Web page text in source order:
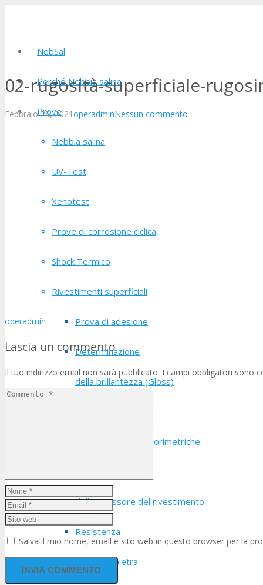
NebSal
Perché Nebbia salina
Prove
Nebbia salina
UV-Test
Xenotest
Prove di corrosione ciclica
Shock Termico
Rivestimenti superficiali
Prova di adesione
Determinazione
della brillantezza (Gloss)
delle coordinate colorimetriche
dello spessore del rivestimento
Resistenza
ai colpi di pietra
02-rugosità-superficiale-
Febbraio 25, 2021operadminNessun commento
operadmin
Lascia un commento
Il tuo indirizzo email non sarà pubblicato. I campi obbligatori sono
Salva il mio nome, email e sito web in questo browser per la